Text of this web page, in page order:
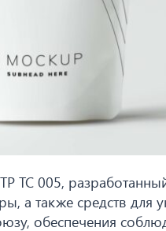
ТС 005,
а также средств для
обеспечения